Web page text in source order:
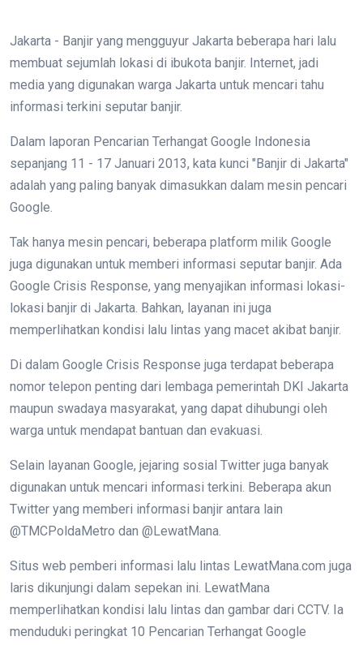
Jakarta - Banjir yang mengguyur Jakarta beberapa hari lalu
membuat sejumlah lokasi di ibukota banjir. Internet, jadi
media yang digunakan warga Jakarta untuk mencari tahu
informasi terkini seputar banjir.
Dalam laporan Pencarian Terhangat Google Indonesia
sepanjang 11 - 17 Januari 2013, kata kunci "Banjir di Jakarta"
adalah yang paling banyak dimasukkan dalam mesin pencari
Google.
Tak hanya mesin pencari, beberapa platform milik Google
juga digunakan untuk memberi informasi seputar banjir. Ada
Google Crisis Response, yang menyajikan informasi lokasi-
lokasi banjir di Jakarta. Bahkan, layanan ini juga
memperlihatkan kondisi lalu lintas yang macet akibat banjir.
Di dalam Google Crisis Response juga terdapat beberapa
nomor telepon penting dari lembaga pemerintah DKI Jakarta
maupun swadaya masyarakat, yang dapat dihubungi oleh
warga untuk mendapat bantuan dan evakuasi.
Selain layanan Google, jejaring sosial Twitter juga banyak
digunakan untuk mencari informasi terkini. Beberapa akun
Twitter yang memberi informasi banjir antara lain
@TMCPoldaMetro dan @LewatMana.
Situs web pemberi informasi lalu lintas LewatMana.com juga
laris dikunjungi dalam sepekan ini. LewatMana
memperlihatkan kondisi lalu lintas dan gambar dari CCTV. Ia
menduduki peringkat 10 Pencarian Terhangat Google